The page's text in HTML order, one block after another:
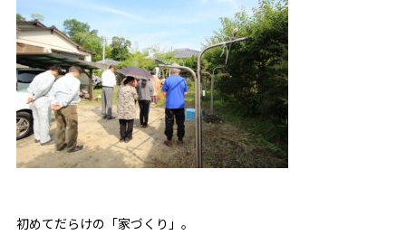
初めてだらけの「家づくり」。